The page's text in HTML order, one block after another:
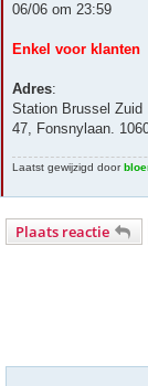
06/06 om 23:59
Enkel voor klanten
Adres:
Station Brussel Zuid
47, Fonsnylaan.
Laatst gewijzigd door
Plaats reactie